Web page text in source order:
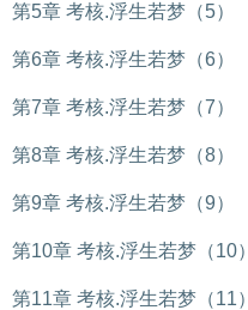
第5章 考核.浮生若梦（5）
第6章 考核.浮生若梦（6）
第7章 考核.浮生若梦（7）
第8章 考核.浮生若梦（8）
第9章 考核.浮生若梦（9）
第10章 考核.浮生若梦（10）
第11章 考核.浮生若梦（11）